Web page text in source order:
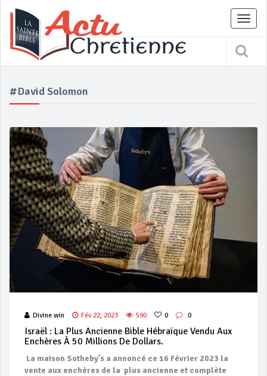
#David Solomon
Divine win Fév 22, 2023 590 0 0
Israël : La Plus Ancienne Bible Hébraïque Vendu Aux
Enchères À 50 Millions De Dollars.
La maison Sotheby’s a annoncé ce 16 Février 2023 la
vente aux enchères de la plus ancienne et complète